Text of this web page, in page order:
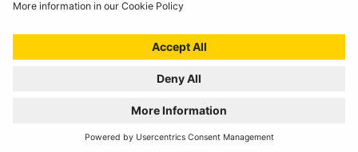
route.
voir plus
votre
produit